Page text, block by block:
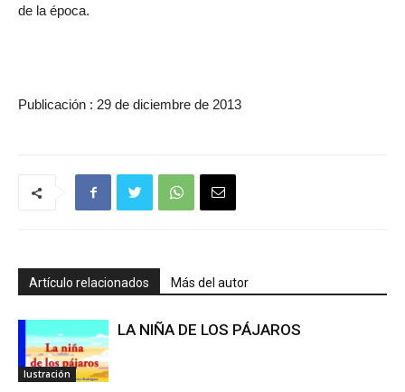
de la época.
Publicación : 29 de diciembre de 2013
Artículo relacionados Más del autor
Iustración
LA NIÑA DE LOS PÁJAROS